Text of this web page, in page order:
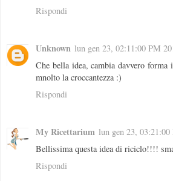
Rispondi
Unknown lun gen 23, 02:11:00 PM
Che bella idea, cambia davvero
mnolto la croccantezza :)
Rispondi
My Ricettarium lun gen 23,
Bellissima questa idea di riciclo!!!!
Rispondi